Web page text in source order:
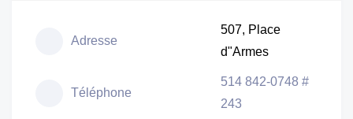
Adresse
507, Place
d"Armes
Téléphone
514 842-0748 #
243